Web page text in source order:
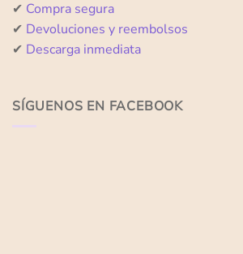
✔ Compra segura
✔ Devoluciones y reembolsos
✔ Descarga inmediata
SÍGUENOS EN FACEBOOK